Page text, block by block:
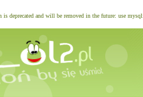
is deprecated and will be removed in the future: use